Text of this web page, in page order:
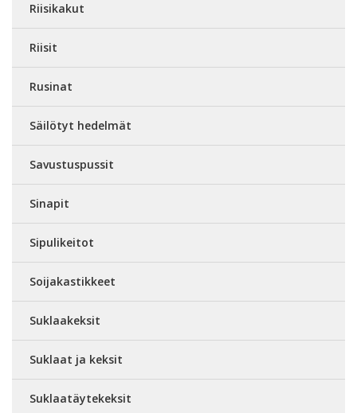
Riisikakut
Riisit
Rusinat
Säilötyt hedelmät
Savustuspussit
Sinapit
Sipulikeitot
Soijakastikkeet
Suklaakeksit
Suklaat ja keksit
Suklaatäytekeksit